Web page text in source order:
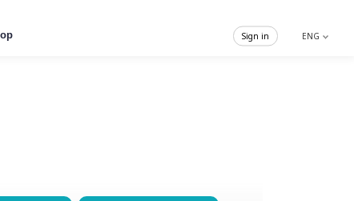
ENG
Sign in